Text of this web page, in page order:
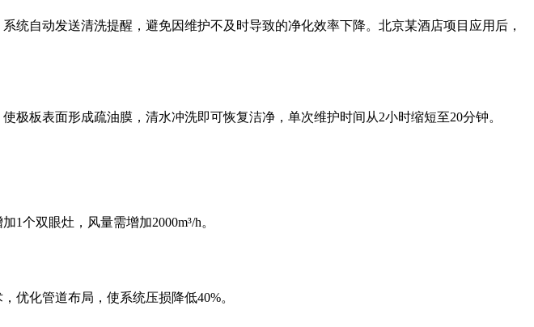
自动发送清洗提醒，避免因维护不及时导致的净化效率下降。北京某酒店项目应用后，
板表面形成疏油膜，清水冲洗即可恢复洁净，单次维护时间从2小时缩短至20分钟。
个双眼灶，风量需增加2000m³/h。
优化管道布局，使系统压损降低40%。